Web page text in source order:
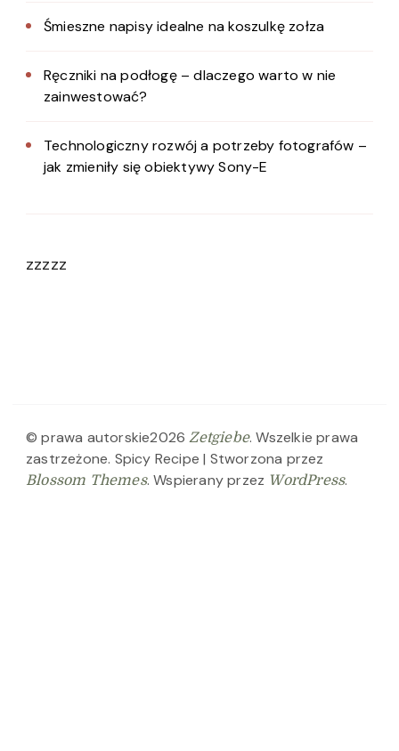
Śmieszne napisy idealne na koszulkę zołza
Ręczniki na podłogę – dlaczego warto w nie
zainwestować?
Technologiczny rozwój a potrzeby fotografów –
jak zmieniły się obiektywy Sony-E
zzzzz
© prawa autorskie2026Zetgiebe. Wszelkie prawa
zastrzeżone. Spicy Recipe | Stworzona przez
Blossom Themes. Wspierany przez WordPress.